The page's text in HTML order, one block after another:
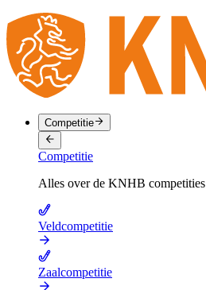
Competitie
Competitie
Alles over de KNHB competities
Veldcompetitie
Zaalcompetitie